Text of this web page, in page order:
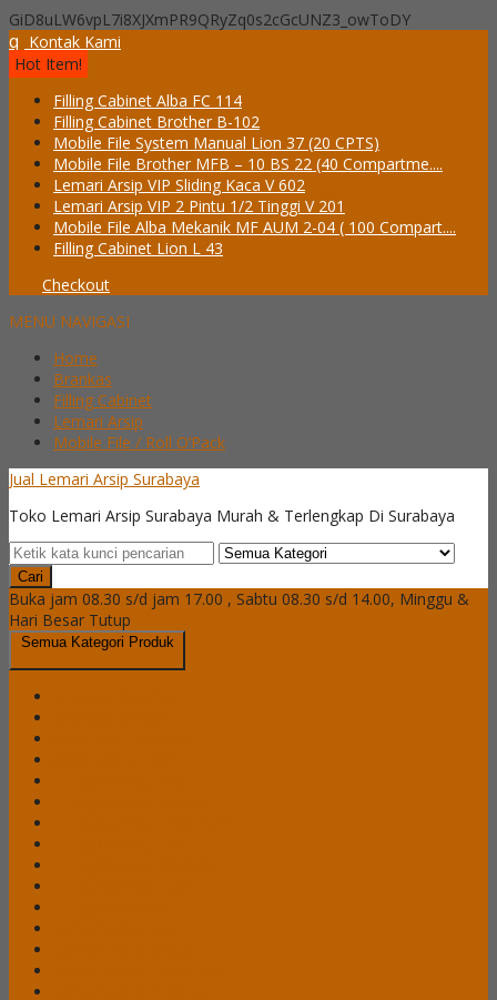
GiD8uLW6vpL7i8XJXmPR9QRyZq0s2cGcUNZ3_owToDY
q Kontak Kami
Hot Item!
Filling Cabinet Alba FC 114
Filling Cabinet Brother B-102
Mobile File System Manual Lion 37 (20 CPTS)
Mobile File Brother MFB – 10 BS 22 (40 Compartme....
Lemari Arsip VIP Sliding Kaca V 602
Lemari Arsip VIP 2 Pintu 1/2 Tinggi V 201
Mobile File Alba Mekanik MF AUM 2-04 ( 100 Compart....
Filling Cabinet Lion L 43
Checkout
MENU NAVIGASI
Home
Brankas
Filling Cabinet
Lemari Arsip
Mobile File / Roll O’Pack
Jual Lemari Arsip Surabaya
Toko Lemari Arsip Surabaya Murah & Terlengkap Di Surabaya
Cari
Buka jam 08.30 s/d jam 17.00 , Sabtu 08.30 s/d 14.00, Minggu &
Hari Besar Tutup
Semua Kategori Produk